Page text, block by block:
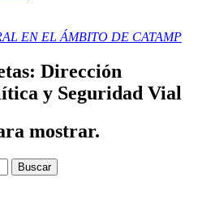
EN EL ÁMBITO DE CATAMP
Dirección
y Seguridad Vial
mostrar.
Buscar